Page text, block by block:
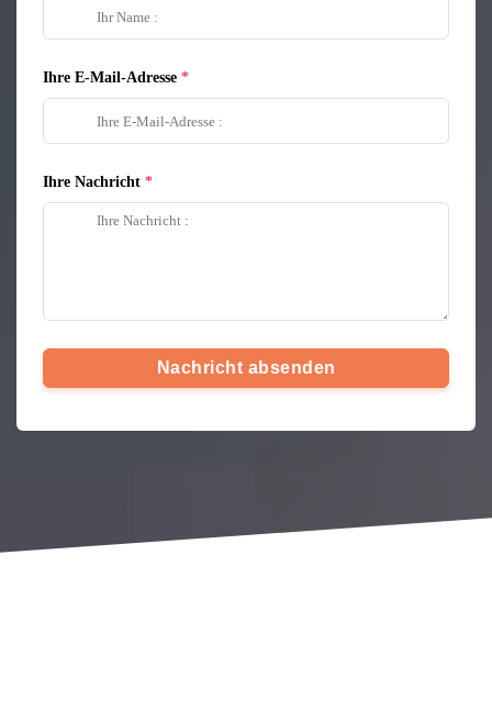
Ihre E-Mail-Adresse
Ihre Nachricht
Nachricht absenden